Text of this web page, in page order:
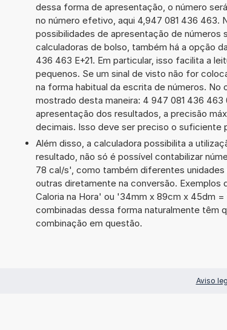
dessa forma de apresentação, o número
no número efetivo, aqui 4,947 081 436 463.
possibilidades de apresentação de números
calculadoras de bolso, também há a opção
436 463 E+21. Em particular, isso facilita a
pequenos. Se um sinal de visto não for
na forma habitual da escrita de números.
mostrado desta maneira: 4 947 081 436
apresentação dos resultados, a precisão
decimais. Isso deve ser preciso o suficiente
Além disso, a calculadora possibilita a
resultado, não só é possível contabilizar
78 cal/s', como também diferentes
outras diretamente na conversão. Exemplos
Caloria na Hora' ou '34mm x 89cm x 45dm
combinadas dessa forma naturalmente têm
combinação em questão.
Aviso